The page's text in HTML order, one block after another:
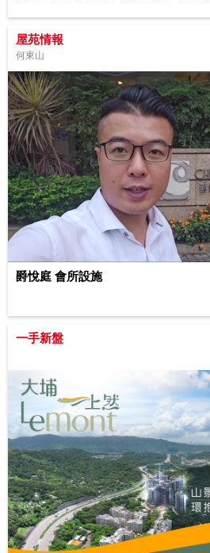
屋苑情報
何東山
爵悅庭 會所設施
一手新盤